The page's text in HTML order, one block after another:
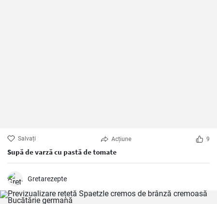
Salvați Acțiune 9
Supă de varză cu pastă de tomate
Gretarezepte